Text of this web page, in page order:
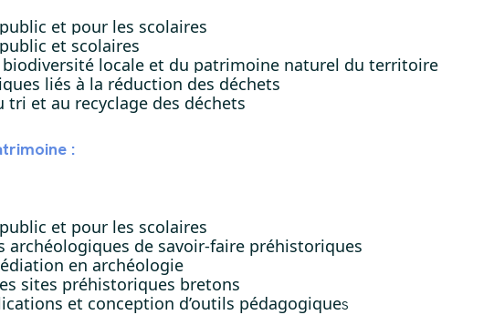
et pour les scolaires
et scolaires
biodiversité locale et du patrimoine naturel du territoire
liés à la réduction des déchets
tri et au recyclage des déchets
:
et pour les scolaires
archéologiques de savoir-faire préhistoriques
en archéologie
sites préhistoriques bretons
et conception d’outils pédagogiques